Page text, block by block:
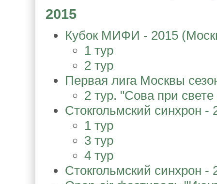
2015
Кубок МИФИ - 2015
1 тур
2 тур
Первая лига Москвы
2 тур. "Сова при
Стокгольмский синхрон -
1 тур
3 тур
4 тур
Стокгольмский синхрон